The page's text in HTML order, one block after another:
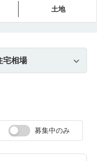
土地
宅相場
募集中のみ